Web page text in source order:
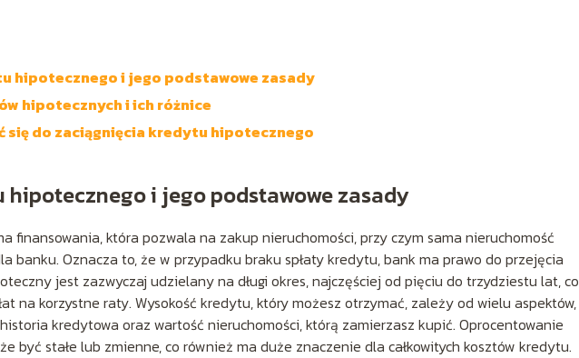
hipotecznego i jego podstawowe zasady
hipotecznych i ich różnice
się do zaciągnięcia kredytu hipotecznego
i jego podstawowe zasady
finansowania, która pozwala na zakup nieruchomości, przy czym sama nieruchomość
banku. Oznacza to, że w przypadku braku spłaty kredytu, bank ma prawo do przejęcia
jest zazwyczaj udzielany na długi okres, najczęściej od pięciu do trzydziestu lat, co
na korzystne raty. Wysokość kredytu, który możesz otrzymać, zależy od wielu aspektów,
kredytowa oraz wartość nieruchomości, którą zamierzasz kupić. Oprocentowanie
być stałe lub zmienne, co również ma duże znaczenie dla całkowitych kosztów kredytu.